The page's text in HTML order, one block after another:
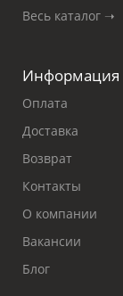
Весь каталог ➝
Информация
Оплата
Доставка
Возврат
Контакты
О компании
Вакансии
Блог